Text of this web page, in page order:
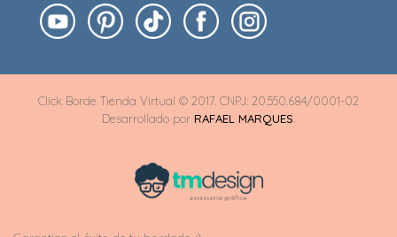
Click Borde Tienda Virtual © 2017. CNPJ: 20.550.684/0001-02
Desarrollado por RAFAEL MARQUES.